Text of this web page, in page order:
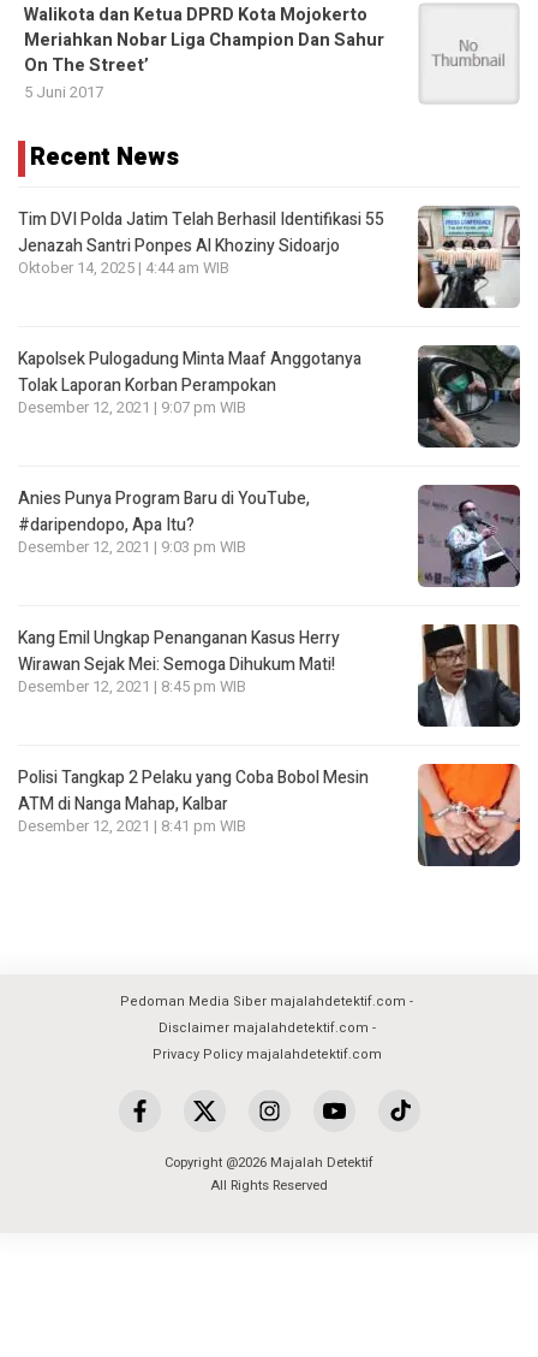
Walikota dan Ketua DPRD Kota Mojokerto
Meriahkan Nobar Liga Champion Dan Sahur
On The Street’
5 Juni 2017
Recent News
Tim DVI Polda Jatim Telah Berhasil Identifikasi 55
Jenazah Santri Ponpes Al Khoziny Sidoarjo
Oktober 14, 2025 | 4:44 am WIB
Kapolsek Pulogadung Minta Maaf Anggotanya
Tolak Laporan Korban Perampokan
Desember 12, 2021 | 9:07 pm WIB
Anies Punya Program Baru di YouTube,
#daripendopo, Apa Itu?
Desember 12, 2021 | 9:03 pm WIB
Kang Emil Ungkap Penanganan Kasus Herry
Wirawan Sejak Mei: Semoga Dihukum Mati!
Desember 12, 2021 | 8:45 pm WIB
Polisi Tangkap 2 Pelaku yang Coba Bobol Mesin
ATM di Nanga Mahap, Kalbar
Desember 12, 2021 | 8:41 pm WIB
Pedoman Media Siber majalahdetektif.com
Disclaimer majalahdetektif.com
Privacy Policy majalahdetektif.com
Copyright @2026 Majalah Detektif
All Rights Reserved